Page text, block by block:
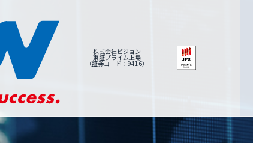
株式会社ビジョン
東証プライム上場
（証券コード：9416）